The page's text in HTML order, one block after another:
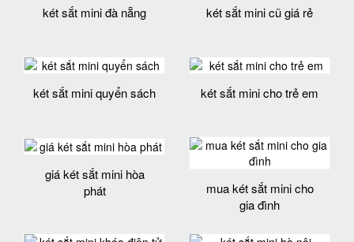
két sắt mini đà nẵng két sắt mini cũ giá rẻ
két sắt mini quyển sách két sắt mini cho trẻ em
giá két sắt mini hòa
phát
mua két sắt mini cho
gia đình